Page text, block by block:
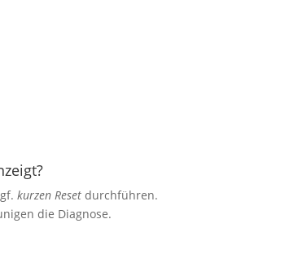
kurzen Reset durchführen.
die Diagnose.